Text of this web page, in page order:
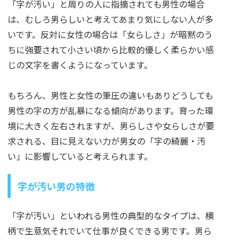
「字が汚い」と周りの人に指摘されても男性の場合
は、むしろ男らしいと考えてあまり気にしない人が多
いです。反対に女性の場合は「女らしさ」が暗黙のう
ちに強要されて小さい頃から比較的優しく柔らかい感
じの文字を書くようになっています。
もちろん、男性と女性の筆圧の違いもありどうしても
男性の字の方が乱暴になる傾向があります。育った環
境に大きく左右されますが、男らしさや女らしさが要
求される、目に見えない力が男女の「字の綺麗・汚
い」に影響していると考えられます。
字が汚い男の特徴
「字が汚い」といわれる男性の典型的なタイプは、横
柄で生意気それでいて仕事が良くできる男です。男ら